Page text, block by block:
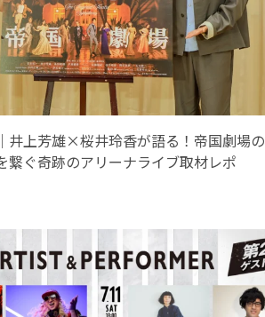
井上芳雄×桜井玲香が語る！帝国劇場の
繋ぐ奇跡のアリーナライブ取材レポ